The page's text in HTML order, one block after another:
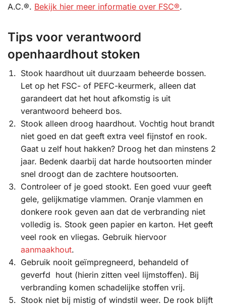
A.C.®. Bekijk hier meer informatie over FSC®.
Tips voor verantwoord
openhaardhout stoken
Stook haardhout uit duurzaam beheerde bossen.
Let op het FSC- of PEFC-keurmerk, alleen dat
garandeert dat het hout afkomstig is uit
verantwoord beheerd bos.
Stook alleen droog haardhout. Vochtig hout brandt
niet goed en dat geeft extra veel fijnstof en rook.
Gaat u zelf hout hakken? Droog het dan minstens 2
jaar. Bedenk daarbij dat harde houtsoorten minder
snel droogt dan de zachtere houtsoorten.
Controleer of je goed stookt. Een goed vuur geeft
gele, gelijkmatige vlammen. Oranje vlammen en
donkere rook geven aan dat de verbranding niet
volledig is. Stook geen papier en karton. Het geeft
veel rook en vliegas. Gebruik hiervoor
aanmaakhout.
Gebruik nooit geïmpregneerd, behandeld of
geverfd hout (hierin zitten veel lijmstoffen). Bij
verbranding komen schadelijke stoffen vrij.
Stook niet bij mistig of windstil weer. De rook blijft